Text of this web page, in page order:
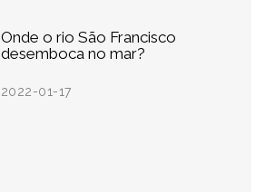
Onde o rio São Francisco
desemboca no mar?
2022-01-17